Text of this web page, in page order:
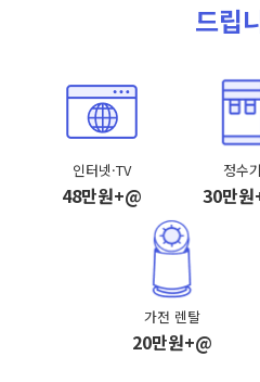
드립
인터넷·TV
48만원+@
정수기
30만원
가전 렌탈
20만원+@